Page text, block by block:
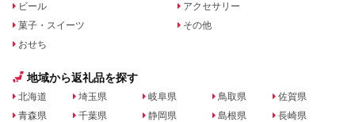
ビール
菓子・スイーツ
おせち
アクセサリー
その他
地域から返礼品を探す
北海道
青森県
埼玉県
千葉県
岐阜県
静岡県
鳥取県
島根県
佐賀県
長崎県